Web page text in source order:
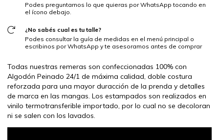
Podes preguntarnos lo que quieras por WhatsApp tocando en
el ícono debajo.
¿No sabés cual es tu talle?
Podes consultar la guía de medidas en el menú principal o
escribinos por WhatsApp y te asesoramos antes de comprar
Todas nuestras remeras son confeccionadas 100% con
Algodón Peinado 24/1 de máxima calidad, doble costura
reforzada para una mayor duracción de la prenda y detalles
de marca en las mangas. Los estampados son realizados en
vinilo termotransferible importado, por lo cual no se decoloran
ni se salen con los lavados.